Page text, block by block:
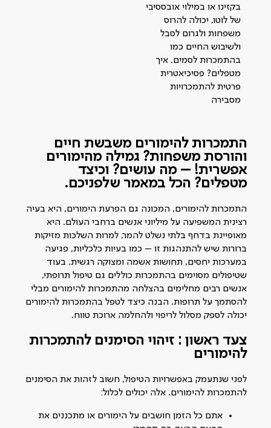
בקזינו או במילוי אובססיבי
של לוטו, יכולה להרוס
משפחות ולגרום לסבל
ולשיבוש החיים כמו
בהתמכרות לסמים. איך
מטפלים? פסיכיאטרית
פרטית להתמכרויות
מסבירה
התמכרות להימורים משבשת חיים
והורסת משפחות? גמילה מהימורים
אפשרית! – מה עושים? וכיצד
מטפלים? הכל במאמר שלפניכם.
התמכרות להימורים, המכונה גם הפרעת הימורים, היא בעיה
רצינית המשפיעה על מיליוני אנשים ברחבי העולם. היא
מאופיינת בדחף בלתי נשלט להמר, למרות השלכות מזיקות
ברורות שיש להתנהגות זו – כמו בעיות כלכליות, פגיעה
במערכות יחסים, תחושות אשמה ומצוקה רגשית. בעוד
שטיפולים מסוימים בהתמכרות כוללים גם טיפול תרופתי,
אנשים רבים מחלימים בהצלחה מהתמכרות להימורים מבלי
להסתמך על תרופות. הבנה כיצד לטפל בהתמכרות להימורים
יכולה לספק מסלול לריפוי ולהחלמה ארוכת טווח.
צעד ראשון : זיהוי הסימנים להתמכרות
להימורים
לפני שנתעמק באפשרויות הטיפול, חשוב לזהות את הסימנים
להתמכרות להימורים. אלה יכולים לכלול:
אתם כל הזמן חושבים על הימורים או מתכננים את